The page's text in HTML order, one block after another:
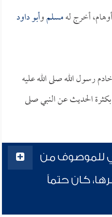
أخرج لهمسلموأبو داود
رسول الله صلى الله عليه
الحديث عن النبي صلى
للموصوف من
كان حتماً